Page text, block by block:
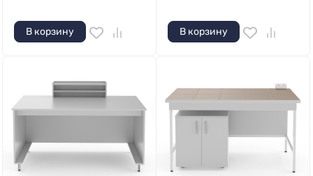
В корзину В корзину